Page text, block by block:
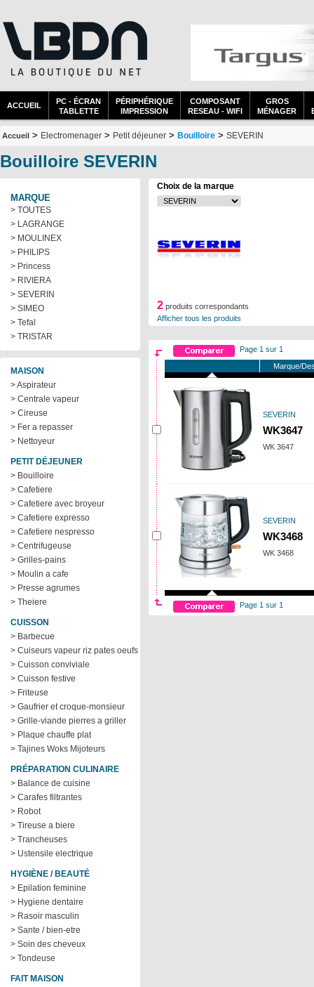
ACCUEIL
PC - ÉCRAN
TABLETTE
PÉRIPHÉRIQUE
IMPRESSION
COMPOSANT
RESEAU - WIFI
GROS
MÉNAGER
Accueil > Electromenager > Petit déjeuner > Bouilloire > SEVERIN
Bouilloire SEVERIN
MARQUE
> TOUTES
> LAGRANGE
> MOULINEX
> PHILIPS
> Princess
> RIVIERA
> SEVERIN
> SIMEO
> Tefal
> TRISTAR
MAISON
> Aspirateur
> Centrale vapeur
> Cireuse
> Fer a repasser
> Nettoyeur
PETIT DÉJEUNER
> Bouilloire
> Cafetiere
> Cafetiere avec broyeur
> Cafetiere expresso
> Cafetiere nespresso
> Centrifugeuse
> Grilles-pains
> Moulin a cafe
> Presse agrumes
> Theiere
CUISSON
> Barbecue
> Cuiseurs vapeur riz pates oeufs
> Cuisson conviviale
> Cuisson festive
> Friteuse
> Gaufrier et croque-monsieur
> Grille-viande pierres a griller
> Plaque chauffe plat
> Tajines Woks Mijoteurs
PRÉPARATION CULINAIRE
> Balance de cuisine
> Carafes filtrantes
> Robot
> Tireuse a biere
> Trancheuses
> Ustensile electrique
HYGIÈNE / BEAUTÉ
> Epilation feminine
> Hygiene dentaire
> Rasoir masculin
> Sante / bien-etre
> Soin des cheveux
> Tondeuse
FAIT MAISON
Choix de la marque
2 produits correspondants
Afficher tous les produits
Page 1 sur 1
Marque/
SEVERIN
WK3647
WK 3647
SEVERIN
WK3468
WK 3468
Page 1 sur 1